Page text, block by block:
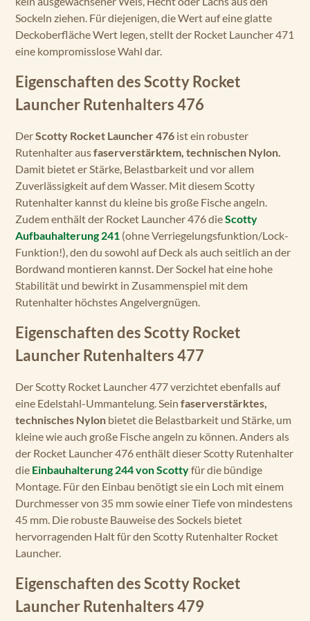
Sockeln ziehen. Für diejenigen, die Wert auf eine glatte
Deckoberfläche Wert legen, stellt der Rocket Launcher 471
eine kompromisslose Wahl dar.
Eigenschaften des Scotty Rocket
Launcher Rutenhalters 476
DerScotty Rocket Launcher 476 ist ein robuster
Rutenhalter ausfaserverstärktem, technischen Nylon.
Damit bietet er Stärke, Belastbarkeit und vor allem
Zuverlässigkeit auf dem Wasser. Mit diesem Scotty
Rutenhalter kannst du kleine bis große Fische angeln.
Zudem enthält der Rocket Launcher 476 dieScotty
Aufbauhalterung 241 (ohne Verriegelungsfunktion/Lock-
Funktion!), den du sowohl auf Deck als auch seitlich an der
Bordwand montieren kannst. Der Sockel hat eine hohe
Stabilität und bewirkt in Zusammenspiel mit dem
Rutenhalter höchstes Angelvergnügen.
Eigenschaften des Scotty Rocket
Launcher Rutenhalters 477
Der Scotty Rocket Launcher 477 verzichtet ebenfalls auf
eine Edelstahl-Ummantelung. Sein faserverstärktes,
technisches Nylon bietet die Belastbarkeit und Stärke, um
kleine wie auch große Fische angeln zu können. Anders als
der Rocket Launcher 476 enthält dieser Scotty Rutenhalter
die Einbauhalterung 244 von Scottyfür die bündige
Montage. Für den Einbau benötigt sie ein Loch mit einem
Durchmesser von 35 mm sowie einer Tiefe von mindestens
45 mm. Die robuste Bauweise des Sockels bietet
hervorragenden Halt für den Scotty Rutenhalter Rocket
Launcher.
Eigenschaften des Scotty Rocket
Launcher Rutenhalters 479